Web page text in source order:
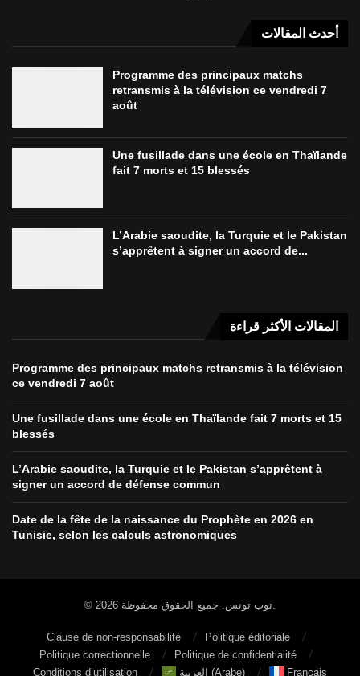
أحدث المقالات
Programme des principaux matchs
retransmis à la télévision ce vendredi 7
août
Une fusillade dans une école en Thaïlande
fait 7 morts et 15 blessés
L’Arabie saoudite, la Turquie et le Pakistan
s’apprêtent à signer un accord de...
المقالات الأكثر قراءة
Programme des principaux matchs retransmis à la télévision
ce vendredi 7 août
Une fusillade dans une école en Thaïlande fait 7 morts et 15
blessés
L’Arabie saoudite, la Turquie et le Pakistan s’apprêtent à
signer un accord de défense commun
Date de la fête de la naissance du Prophète en 2026 en
Tunisie, selon les calculs astronomiques
Clause de non-responsabilité
Politique éditoriale
Politique correctionnelle
Politique de confidentialité
Conditions d’utilisation
العربية (Arabe) Français